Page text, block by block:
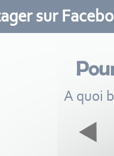
sur
A quoi